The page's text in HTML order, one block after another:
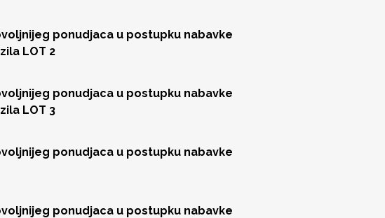
ponudjaca u postupku nabavke
LOT 2
ponudjaca u postupku nabavke
LOT 3
ponudjaca u postupku nabavke
ponudjaca u postupku nabavke